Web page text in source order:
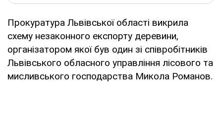
Прокуратура Львівської області викрила
схему незаконного експорту деревини,
організатором якої був один зі співробітників
Львівського обласного управління лісового та
мисливського господарства Микола Романов.